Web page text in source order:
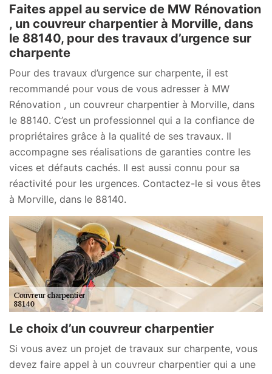
Faites appel au service de MW Rénovation
, un couvreur charpentier à Morville, dans
le 88140, pour des travaux d’urgence sur
charpente
Pour des travaux d’urgence sur charpente, il est
recommandé pour vous de vous adresser à MW
Rénovation , un couvreur charpentier à Morville, dans
le 88140. C’est un professionnel qui a la confiance de
propriétaires grâce à la qualité de ses travaux. Il
accompagne ses réalisations de garanties contre les
vices et défauts cachés. Il est aussi connu pour sa
réactivité pour les urgences. Contactez-le si vous êtes
à Morville, dans le 88140.
Le choix d’un couvreur charpentier
Si vous avez un projet de travaux sur charpente, vous
devez faire appel à un couvreur charpentier qui a une